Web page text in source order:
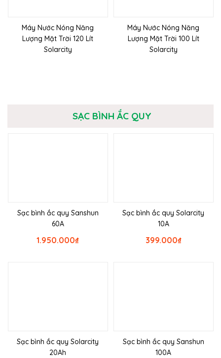
Máy Nước Nóng Năng
Lượng Mặt Trời 120 Lít
Solarcity
Máy Nước Nóng Năng
Lượng Mặt Trời 100 Lít
Solarcity
SẠC BÌNH ẮC QUY
Sạc bình ắc quy Sanshun
60A
₫
1.950.000
Sạc bình ắc quy Solarcity
10A
₫
399.000
Sạc bình ắc quy Solarcity
20Ah
Sạc bình ắc quy Sanshun
100A